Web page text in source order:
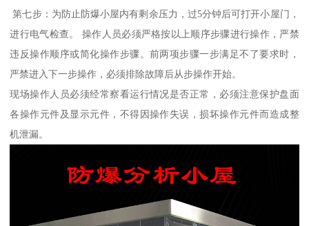
第七步：为防止防爆小屋内有剩余压力，过5分钟后可打开小屋门，
进行电气检查。 操作人员必须严格按以上顺序步骤进行操作，严禁
违反操作顺序或简化操作步骤。前两项步骤一步满足不了要求时，
严禁进入下一步操作，必须排除故障后从步操作开始。
现场操作人员必须经常察看运行情况是否正常，必须注意保护盘面
各操作元件及显示元件，不得因操作失误，损坏操作元件而造成整
机泄漏。